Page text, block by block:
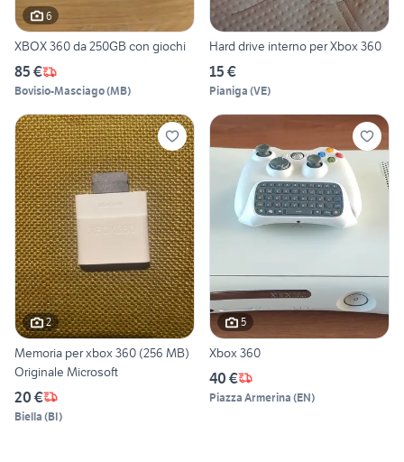
6
XBOX 360 da 250GB con giochi
85 €
Bovisio-Masciago(MB)
Hard drive interno per Xbox 360
15 €
Pianiga (VE)
2
Memoria per xbox 360 (256 MB)
Originale Microsoft
20 €
Biella (BI)
5
Xbox 360
40 €
Piazza Armerina (EN)